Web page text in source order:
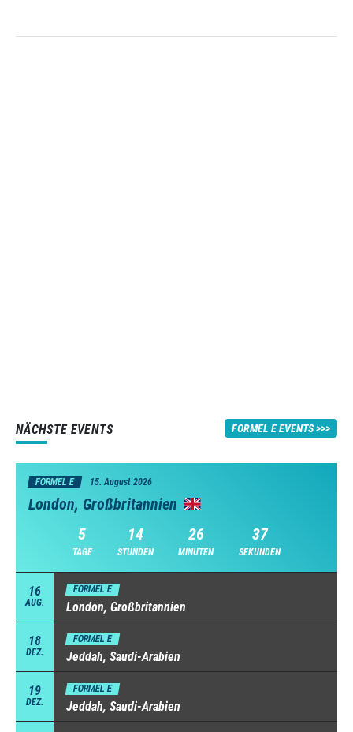
NÄCHSTE EVENTS FORMEL E EVENTS
FORMEL E 15. August 2026
London, Großbritannien
5
TAGE
14
STUNDEN
26
MINUTEN
37
SEKUNDEN
16
AUG.
FORMEL E
London, Großbritannien
18
DEZ.
FORMEL E
Jeddah, Saudi-Arabien
19
DEZ.
FORMEL E
Jeddah, Saudi-Arabien